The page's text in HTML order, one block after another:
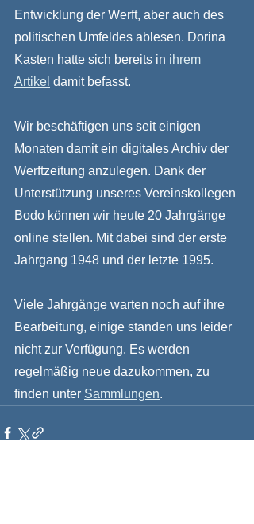
Entwicklung der Werft, aber auch des
politischen Umfeldes ablesen. Dorina
Kasten hatte sich bereits in ihrem
Artikel damit befasst.
Wir beschäftigen uns seit einigen
Monaten damit ein digitales Archiv der
Werftzeitung anzulegen. Dank der
Unterstützung unseres Vereinskollegen
Bodo können wir heute 20 Jahrgänge
online stellen. Mit dabei sind der erste
Jahrgang 1948 und der letzte 1995.
Viele Jahrgänge warten noch auf ihre
Bearbeitung, einige standen uns leider
nicht zur Verfügung. Es werden
regelmäßig neue dazukommen, zu
finden unter Sammlungen.